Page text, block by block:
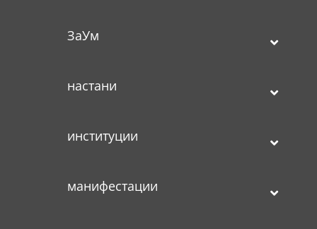
ЗаУм
настани
институции
манифестации